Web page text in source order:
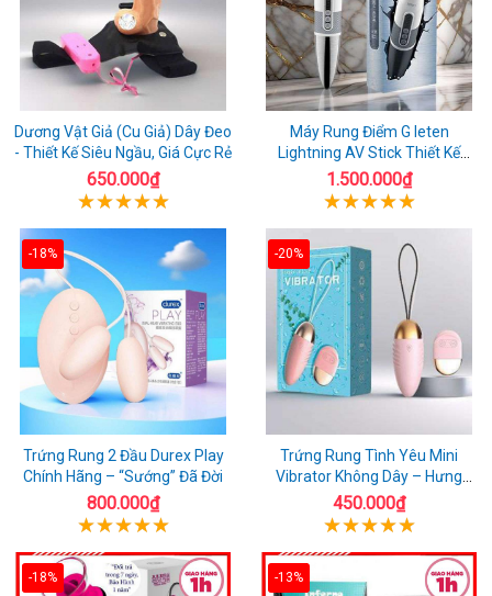
Dương Vật Giả (Cu Giả) Dây Đeo
- Thiết Kế Siêu Ngầu, Giá Cực Rẻ
650.000₫
Máy Rung Điểm G leten
Lightning AV Stick Thiết Kế
Thông Minh
1.500.000₫
-18%
Trứng Rung 2 Đầu Durex Play
Chính Hãng – “Sướng” Đã Đời
800.000₫
-20%
Trứng Rung Tình Yêu Mini
Vibrator Không Dây – Hưng
Phấn Mọi Nơi
450.000₫
-18% -13%